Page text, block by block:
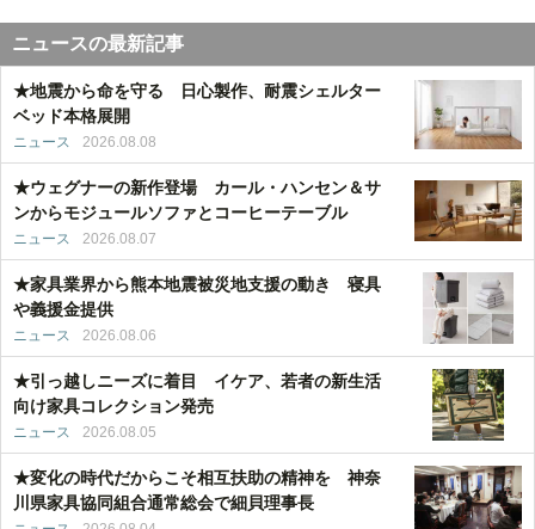
ニュースの最新記事
★地震から命を守る 日心製作、耐震シェルター
ベッド本格展開
ニュース 2026.08.08
★ウェグナーの新作登場 カール・ハンセン＆サ
ンからモジュールソファとコーヒーテーブル
ニュース 2026.08.07
★家具業界から熊本地震被災地支援の動き 寝具
や義援金提供
ニュース 2026.08.06
★引っ越しニーズに着目 イケア、若者の新生活
向け家具コレクション発売
ニュース 2026.08.05
★変化の時代だからこそ相互扶助の精神を 神奈
川県家具協同組合通常総会で細貝理事長